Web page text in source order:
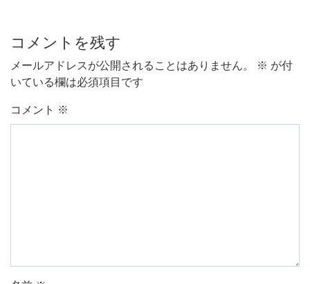
コメントを残す
メールアドレスが公開されることはありません。 ※ が付
いている欄は必須項目です
コメント ※